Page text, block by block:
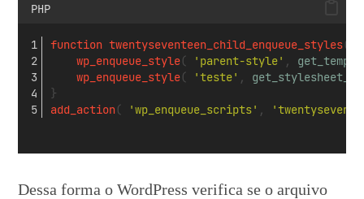
PHP
function twentyseventeen_child_enqueue_styles()
wp_enqueue_style( 'parent-style'
wp_enqueue_style( 'teste'
}
add_action( 'wp_enqueue_scripts'
Dessa forma o WordPress verifica se o arquivo